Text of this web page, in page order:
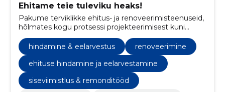
Ehitame teie tuleviku heaks!
Pakume terviklikke ehitus- ja renoveerimisteenuseid,
hõlmates kogu protsessi projekteerimisest kuni
hindamine & eelarvestus
renoveerimine
ehituse hindamine ja eelarvestamine
siseviimistlus & remonditööd